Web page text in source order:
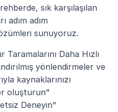
sık karşılaşılan
adım adım
sunuyoruz.
Daha Hızlı
yönlendirmeler ve
kaynaklarınızı
oluşturun"
Deneyin"